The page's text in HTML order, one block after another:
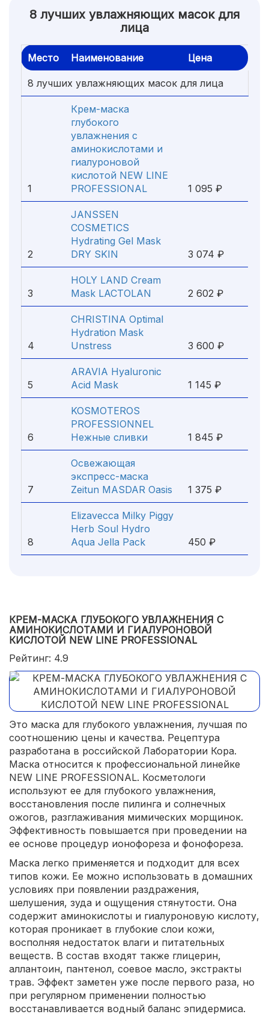
8 лучших увлажняющих масок для
лица
Место Наименование Цена
8 лучших увлажняющих масок для лица
1
Крем-маска
глубокого
увлажнения с
аминокислотами и
гиалуроновой
кислотой NEW LINE
PROFESSIONAL
1 095 ₽
2
JANSSEN
COSMETICS
Hydrating Gel Mask
DRY SKIN
3 074 ₽
3
HOLY LAND Cream
Mask LACTOLAN
2 602 ₽
4
CHRISTINA Optimal
Hydration Mask
Unstress
3 600 ₽
5
ARAVIA Hyaluronic
Acid Mask
1 145 ₽
6
KOSMOTEROS
PROFESSIONNEL
Нежные сливки
1 845 ₽
7
Освежающая
экспресс-маска
Zeitun MASDAR Oasis
1 375 ₽
8
Elizavecca Milky Piggy
Herb Soul Hydro
Aqua Jella Pack
450 ₽
КРЕМ-МАСКА ГЛУБОКОГО УВЛАЖНЕНИЯ С
АМИНОКИСЛОТАМИ И ГИАЛУРОНОВОЙ
КИСЛОТОЙ NEW LINE PROFESSIONAL
Рейтинг: 4.9
Это маска для глубокого увлажнения, лучшая по
соотношению цены и качества. Рецептура
разработана в российской Лаборатории Кора.
Маска относится к профессиональной линейке
NEW LINE PROFESSIONAL. Косметологи
используют ее для глубокого увлажнения,
восстановления после пилинга и солнечных
ожогов, разглаживания мимических морщинок.
Эффективность повышается при проведении на
ее основе процедур ионофореза и фонофореза.
Маска легко применяется и подходит для всех
типов кожи. Ее можно использовать в домашних
условиях при появлении раздражения,
шелушения, зуда и ощущения стянутости. Она
содержит аминокислоты и гиалуроновую кислоту,
которая проникает в глубокие слои кожи,
восполняя недостаток влаги и питательных
веществ. В состав входят также глицерин,
аллантоин, пантенол, соевое масло, экстракты
трав. Эффект заметен уже после первого раза, но
при регулярном применении полностью
восстанавливается водный баланс эпидермиса.